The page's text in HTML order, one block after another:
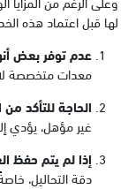
لها قبل اعتماد هذه
عدم توفر بعض
معدات متخصصة لا
الحاجة للتأكد
غير مؤهل، يؤدي
إذا لم يتم حفظ
دقة التحاليل،